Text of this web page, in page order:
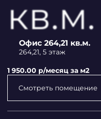
Офис 264,21 кв.м.
264,21, 5 этаж
Смотреть помещение
1 950.00 p/месяц за м2